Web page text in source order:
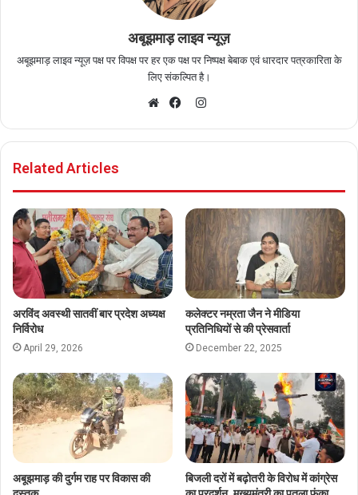
अबूझमाड़ लाइव न्यूज़
अबूझमाड़ लाइव न्यूज़ पक्ष पर विपक्ष पर हर एक पक्ष पर निष्पक्ष बेबाक एवं धारदार पत्रकारिता के
लिए संकल्पित है।
e
t
e
a
o
I
s
r
a
m
Related Articles
अरविंद अवस्थी सातवीं बार प्रदेश अध्यक्ष
निर्विरोध
April 29, 2026
कलेक्टर नम्रता जैन ने मीडिया
प्रतिनिधियों से की प्रेसवार्ता
December 22, 2025
अबूझमाड़ की दुर्गम राह पर विकास की
बिजली दरों में बढ़ोतरी के विरोध में कांग्रेस